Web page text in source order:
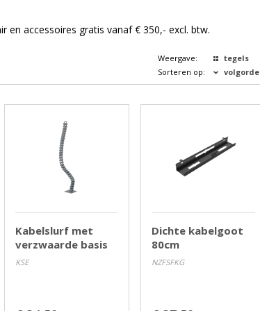
accessoires gratis vanaf € 350,- excl. btw.
Weergave:
tegels
Sorteren op:
volgorde
Kabelslurf met
verzwaarde basis
KSE
Dichte kabelgoot
80cm
NZFSFKG